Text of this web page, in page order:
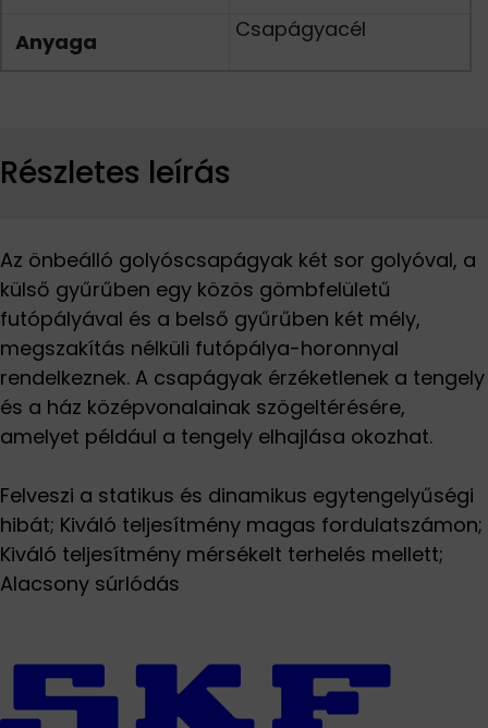
Anyaga Csapágyacél
Részletes leírás
Az önbeálló golyóscsapágyak két sor golyóval, a
külső gyűrűben egy közös gömbfelületű
futópályával és a belső gyűrűben két mély,
megszakítás nélküli futópálya-horonnyal
rendelkeznek. A csapágyak érzéketlenek a tengely
és a ház középvonalainak szögeltérésére,
amelyet például a tengely elhajlása okozhat.
Felveszi a statikus és dinamikus egytengelyűségi
hibát; Kiváló teljesítmény magas fordulatszámon;
Kiváló teljesítmény mérsékelt terhelés mellett;
Alacsony súrlódás